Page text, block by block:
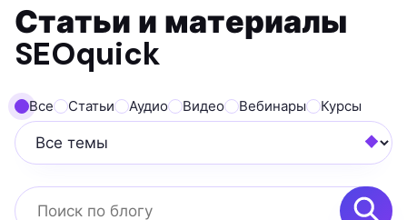
Статьи и материалы
SEOquick
Все Статьи Аудио Видео Вебинары Курсы
Все темы
Поиск по блогу